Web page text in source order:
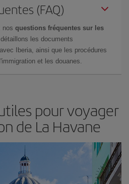
(FAQ)
nos questions fréquentes sur les
les documents
Iberia, ainsi que les procédures
et les douanes.
pour voyager
de La Havane